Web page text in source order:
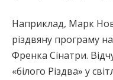
Наприклад, Марк
різдвяну програму
Френка Сінатри.
«білого Різдва» у